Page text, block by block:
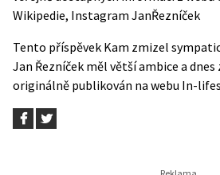
Wikipedie, Instagram JanŘezníček
Tento příspěvek Kam zmizel
Jan Řezníček měl větší ambice a dnes
originálně publikován na webu In-